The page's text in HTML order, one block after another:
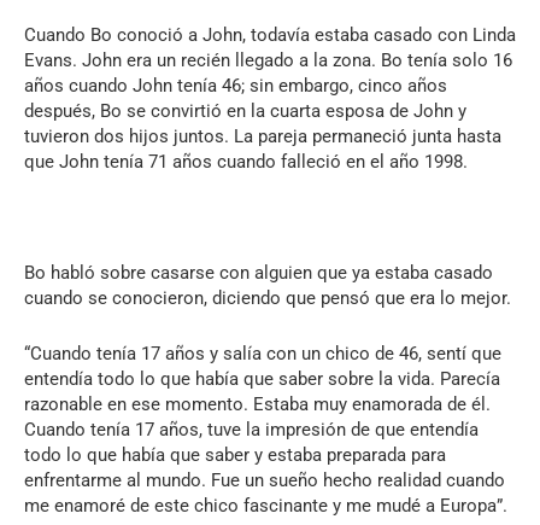
Cuando Bo conoció a John, todavía estaba casado con Linda
Evans. John era un recién llegado a la zona. Bo tenía solo 16
años cuando John tenía 46; sin embargo, cinco años
después, Bo se convirtió en la cuarta esposa de John y
tuvieron dos hijos juntos. La pareja permaneció junta hasta
que John tenía 71 años cuando falleció en el año 1998.
Bo habló sobre casarse con alguien que ya estaba casado
cuando se conocieron, diciendo que pensó que era lo mejor.
“Cuando tenía 17 años y salía con un chico de 46, sentí que
entendía todo lo que había que saber sobre la vida. Parecía
razonable en ese momento. Estaba muy enamorada de él.
Cuando tenía 17 años, tuve la impresión de que entendía
todo lo que había que saber y estaba preparada para
enfrentarme al mundo. Fue un sueño hecho realidad cuando
me enamoré de este chico fascinante y me mudé a Europa”.